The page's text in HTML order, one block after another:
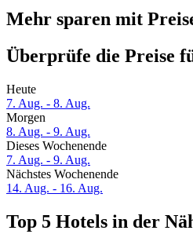
Mehr sparen mit
Überprüfe die Preise
Heute
7. Aug. - 8. Aug.
Morgen
8. Aug. - 9. Aug.
Dieses Wochenende
7. Aug. - 9. Aug.
Nächstes Wochenende
14. Aug. - 16. Aug.
Top 5 Hotels in der